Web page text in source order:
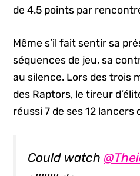
de 4.5 points par
Même s’il fait sentir sa
séquences de jeu, sa
au silence. Lors des trois
des Raptors, le tireur
réussi 7 de ses 12
Could watch